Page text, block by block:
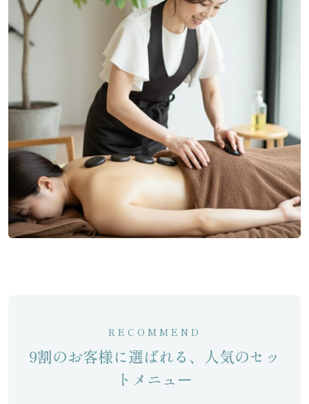
RECOMMEND
9割のお客様に選ばれる、人気のセッ
トメニュー